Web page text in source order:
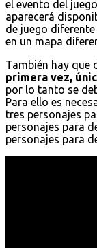
el evento del
aparecerá
de juego
en un mapa
También hay que
primera vez,
por lo tanto se
Para ello es
tres personajes
personajes para
personajes para